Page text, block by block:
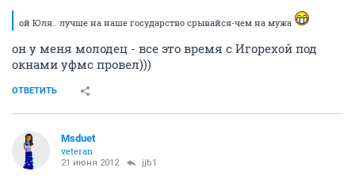
ой Юля.. лучше на наше государство срывайся-чем на мужа
он у меня молодец - все это время с Игорехой под
окнами уфмс провел)))
ОТВЕТИТЬ
Msduet
veteran
21 июня 2012 jjb1